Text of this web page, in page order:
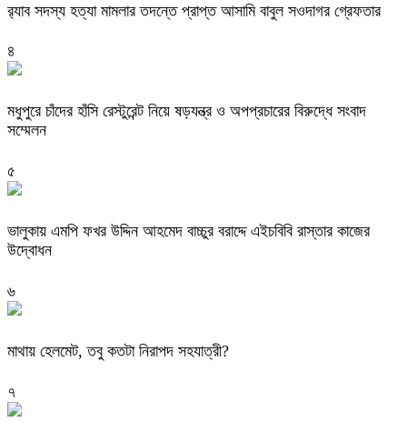
র‌্যাব সদস্য হত্যা মামলার তদন্তে প্রাপ্ত আসামি বাবুল সওদাগর গ্রেফতার
৪
মধুপুরে চাঁদের হাঁসি রেস্টুরেন্ট নিয়ে ষড়যন্ত্র ও অপপ্রচারের বিরুদ্ধে সংবাদ
সম্মেলন
৫
ভালুকায় এমপি ফখর উদ্দিন আহমেদ বাচ্চুর বরাদ্দে এইচবিবি রাস্তার কাজের
উদ্বোধন
৬
মাথায় হেলমেট, তবু কতটা নিরাপদ সহযাত্রী?
৭